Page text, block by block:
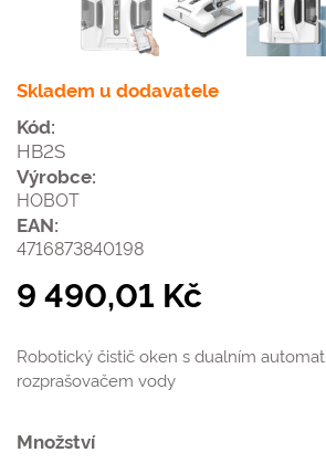
Skladem u dodavatele
Kód:
HB2S
Výrobce:
HOBOT
EAN:
4716873840198
9 490,01 Kč
Robotický čistič oken s dualním
rozprašovačem vody
Množství